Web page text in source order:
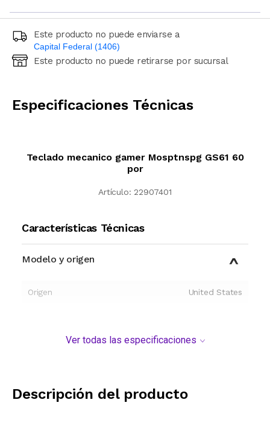
Este producto no puede enviarse a
Capital Federal (1406)
Ingresá código postal (sólo números)
Este producto no puede retirarse por sucursal
Especificaciones Técnicas
Teclado mecanico gamer Mosptnspg GS61 60
por
Artículo: 22907401
Características Técnicas
Modelo y origen
Origen United States
Ver todas las especificaciones
Descripción del producto